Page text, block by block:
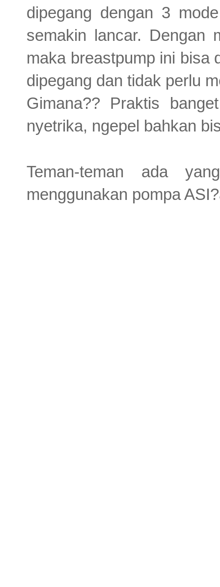
dipegang dengan 3
semakin lancar. Dengan
maka breastpump ini bisa
dipegang dan tidak perlu
Gimana?? Praktis
nyetrika, ngepel bahkan
Teman-teman ada
menggunakan pompa